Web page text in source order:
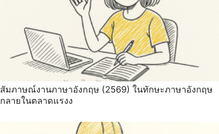
สัมภาษณ์งานภาษาอังกฤษ (2569) ในทักษะภาษาอังกฤษ
กลายในตลาดแรงง